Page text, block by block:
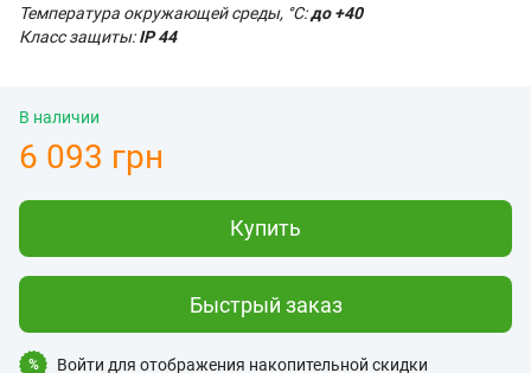
Температура окружающей среды, °С:до +40
Класс защиты:IP 44
В наличии
6 093 грн
Купить
Быстрый заказ
% Войти для отображения накопительной скидки